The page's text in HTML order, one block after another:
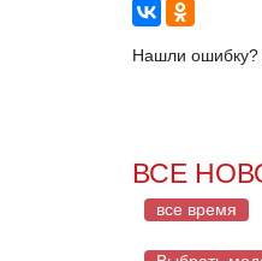
Нашли ошибку?
ВСЕ
все время